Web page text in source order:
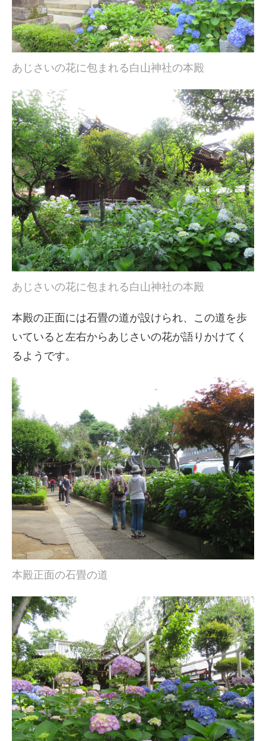
あじさいの花に包まれる白山神社の本殿
あじさいの花に包まれる白山神社の本殿
本殿の正面には石畳の道が設けられ、この道を歩
いていると左右からあじさいの花が語りかけてく
るようです。
本殿正面の石畳の道